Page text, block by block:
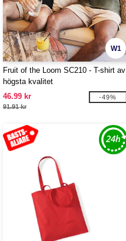
W1
Fruit of the Loom SC210 - T-shirt av
högsta kvalitet
46.99 kr
91.91 kr
-49%